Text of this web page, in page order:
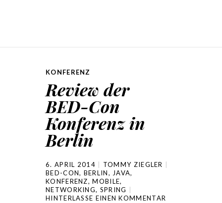
KONFERENZ
Review der
BED-Con
Konferenz in
Berlin
6. APRIL 2014
TOMMY ZIEGLER
BED-CON, BERLIN, JAVA,
KONFERENZ,MOBILE,
NETWORKING, SPRING
HINTERLASSE EINEN KOMMENTAR